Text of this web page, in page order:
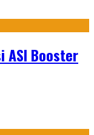
ASI Booster